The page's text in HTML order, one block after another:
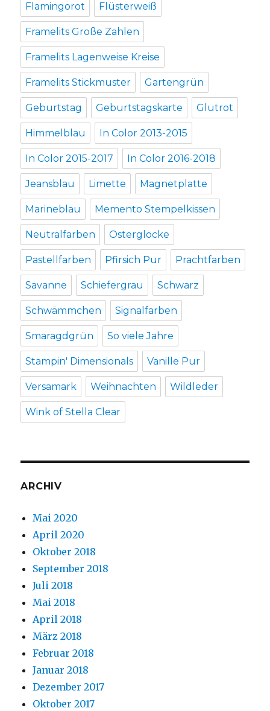
Flamingorot Flüsterweiß
Framelits Große Zahlen
Framelits Lagenweise Kreise
Framelits Stickmuster Gartengrün
Geburtstag Geburtstagskarte Glutrot
Himmelblau In Color 2013-2015
In Color 2015-2017 In Color 2016-2018
Jeansblau Limette Magnetplatte
Marineblau Memento Stempelkissen
Neutralfarben Osterglocke
Pastellfarben Pfirsich Pur Prachtfarben
Savanne Schiefergrau Schwarz
Schwämmchen Signalfarben
Smaragdgrün So viele Jahre
Stampin' Dimensionals Vanille Pur
Versamark Weihnachten Wildleder
Wink of Stella Clear
ARCHIV
Mai 2020
April 2020
Oktober 2018
September 2018
Juli 2018
Mai 2018
April 2018
März 2018
Februar 2018
Januar 2018
Dezember 2017
Oktober 2017